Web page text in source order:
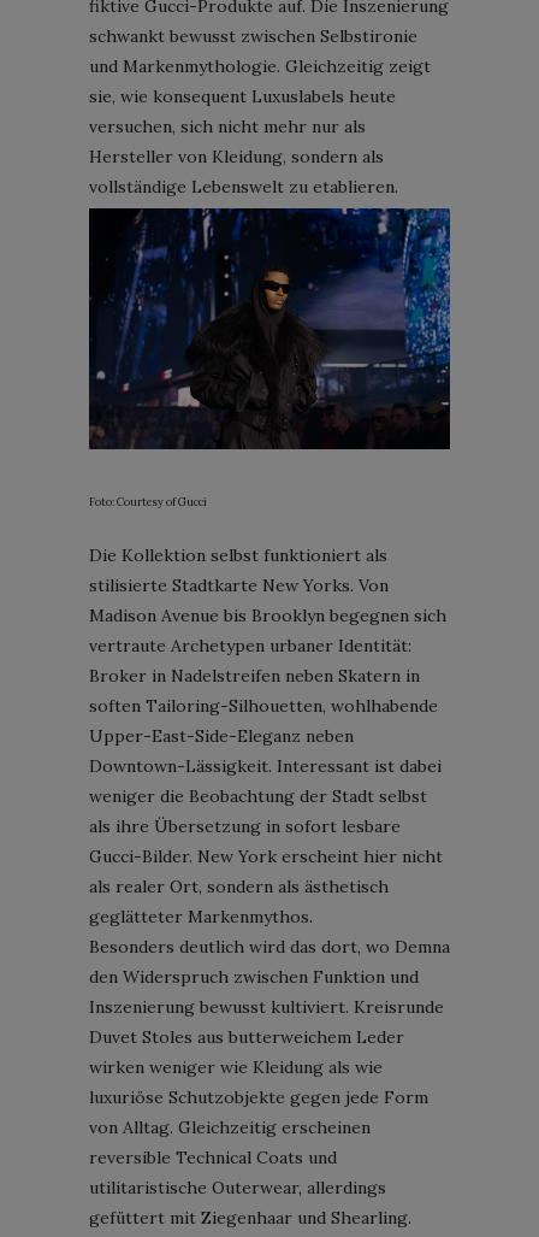
fiktive Gucci-Produkte auf. Die Inszenierung
schwankt bewusst zwischen Selbstironie
und Markenmythologie. Gleichzeitig zeigt
sie, wie konsequent Luxuslabels heute
versuchen, sich nicht mehr nur als
Hersteller von Kleidung, sondern als
vollständige Lebenswelt zu etablieren.
Foto: Courtesy of Gucci
Die Kollektion selbst funktioniert als
stilisierte Stadtkarte New Yorks. Von
Madison Avenue bis Brooklyn begegnen sich
vertraute Archetypen urbaner Identität:
Broker in Nadelstreifen neben Skatern in
soften Tailoring-Silhouetten, wohlhabende
Upper-East-Side-Eleganz neben
Downtown-Lässigkeit. Interessant ist dabei
weniger die Beobachtung der Stadt selbst
als ihre Übersetzung in sofort lesbare
Gucci-Bilder. New York erscheint hier nicht
als realer Ort, sondern als ästhetisch
geglätteter Markenmythos.
Besonders deutlich wird das dort, wo Demna
den Widerspruch zwischen Funktion und
Inszenierung bewusst kultiviert. Kreisrunde
Duvet Stoles aus butterweichem Leder
wirken weniger wie Kleidung als wie
luxuriöse Schutzobjekte gegen jede Form
von Alltag. Gleichzeitig erscheinen
reversible Technical Coats und
utilitaristische Outerwear, allerdings
gefüttert mit Ziegenhaar und Shearling.